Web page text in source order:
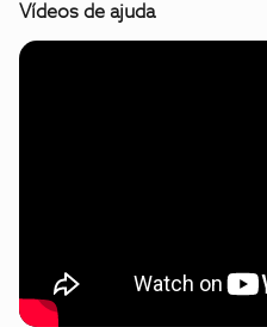
Vídeos de ajuda